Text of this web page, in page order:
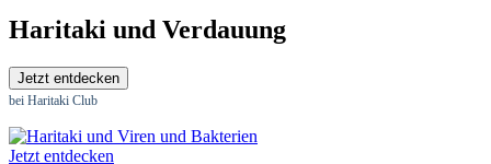
Haritaki und Verdauung
Jetzt entdecken
bei Haritaki Club
Jetzt entdecken